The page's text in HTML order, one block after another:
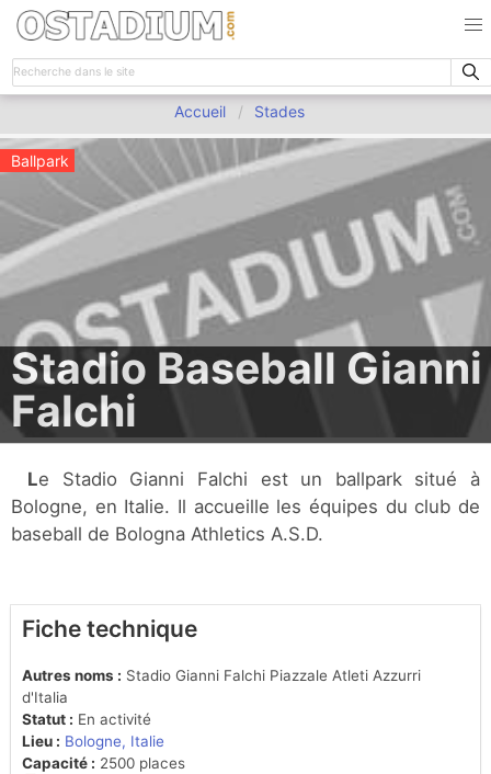
Accueil Stades
Ballpark
Stadio Baseball Gianni
Falchi
Le Stadio Gianni Falchi est un ballpark situé à
Bologne, en Italie. Il accueille les équipes du club de
baseball de Bologna Athletics A.S.D.
Fiche technique
Autres noms : Stadio Gianni Falchi Piazzale Atleti Azzurri
d'Italia
Statut : En activité
Lieu : Bologne, Italie
Capacité : 2500 places